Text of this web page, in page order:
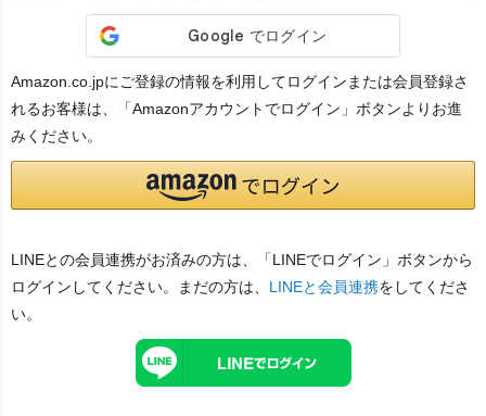
Amazon.co.jpにご登録の情報を利用してログインまたは会員登録さ
れるお客様は、「Amazonアカウントでログイン」ボタンよりお進
みください。
LINEとの会員連携がお済みの方は、「LINEでログイン」ボタンから
ログインしてください。まだの方は、 LINEと会員連携をしてくださ
い。